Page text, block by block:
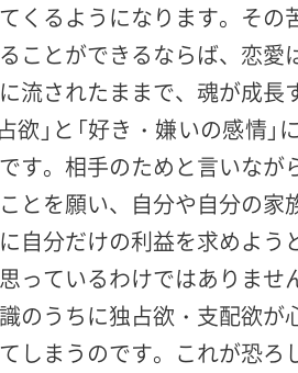
くるようになります。その
ことができるならば、恋愛
流されたままで、魂が成長
」と「好き・嫌いの感情
す。相手のためと言いなが
とを願い、自分や自分の家
自分だけの利益を求めよう
っているわけではありませ
のうちに独占欲・支配欲が
しまうのです。これが恐ろ